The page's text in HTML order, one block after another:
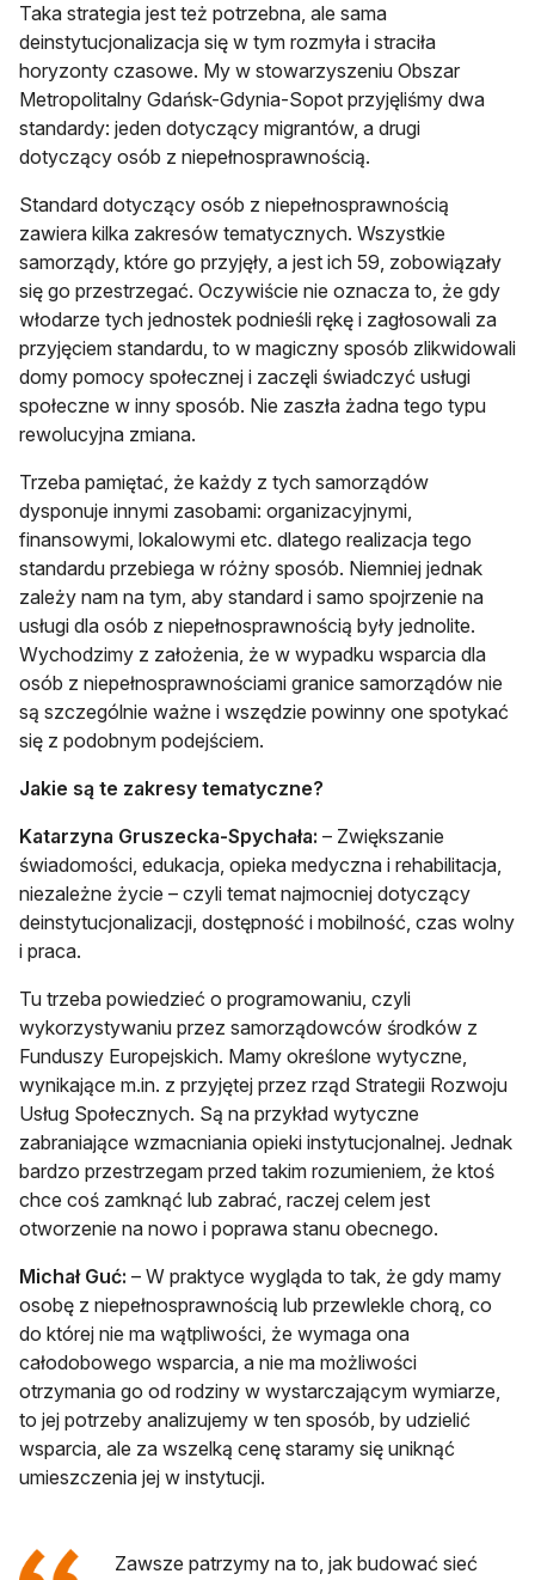
Taka strategia jest też potrzebna, ale sama
deinstytucjonalizacja się w tym rozmyła i straciła
horyzonty czasowe. My w stowarzyszeniu Obszar
Metropolitalny Gdańsk-Gdynia-Sopot przyjęliśmy dwa
standardy: jeden dotyczący migrantów, a drugi
dotyczący osób z niepełnosprawnością.
Standard dotyczący osób z niepełnosprawnością
zawiera kilka zakresów tematycznych. Wszystkie
samorządy, które go przyjęły, a jest ich 59, zobowiązały
się go przestrzegać. Oczywiście nie oznacza to, że gdy
włodarze tych jednostek podnieśli rękę i zagłosowali za
przyjęciem standardu, to w magiczny sposób zlikwidowali
domy pomocy społecznej i zaczęli świadczyć usługi
społeczne w inny sposób. Nie zaszła żadna tego typu
rewolucyjna zmiana.
Trzeba pamiętać, że każdy z tych samorządów
dysponuje innymi zasobami: organizacyjnymi,
finansowymi, lokalowymi etc. dlatego realizacja tego
standardu przebiega w różny sposób. Niemniej jednak
zależy nam na tym, aby standard i samo spojrzenie na
usługi dla osób z niepełnosprawnością były jednolite.
Wychodzimy z założenia, że w wypadku wsparcia dla
osób z niepełnosprawnościami granice samorządów nie
są szczególnie ważne i wszędzie powinny one spotykać
się z podobnym podejściem.
Jakie są te zakresy tematyczne?
Katarzyna Gruszecka-Spychała: – Zwiększanie
świadomości, edukacja, opieka medyczna i rehabilitacja,
niezależne życie – czyli temat najmocniej dotyczący
deinstytucjonalizacji, dostępność i mobilność, czas wolny
i praca.
Tu trzeba powiedzieć o programowaniu, czyli
wykorzystywaniu przez samorządowców środków z
Funduszy Europejskich. Mamy określone wytyczne,
wynikające m.in. z przyjętej przez rząd Strategii Rozwoju
Usług Społecznych. Są na przykład wytyczne
zabraniające wzmacniania opieki instytucjonalnej. Jednak
bardzo przestrzegam przed takim rozumieniem, że ktoś
chce coś zamknąć lub zabrać, raczej celem jest
otworzenie na nowo i poprawa stanu obecnego.
Michał Guć: – W praktyce wygląda to tak, że gdy mamy
osobę z niepełnosprawnością lub przewlekle chorą, co
do której nie ma wątpliwości, że wymaga ona
całodobowego wsparcia, a nie ma możliwości
otrzymania go od rodziny w wystarczającym wymiarze,
to jej potrzeby analizujemy w ten sposób, by udzielić
wsparcia, ale za wszelką cenę staramy się uniknąć
umieszczenia jej w instytucji.
Zawsze patrzymy na to, jak budować sieć